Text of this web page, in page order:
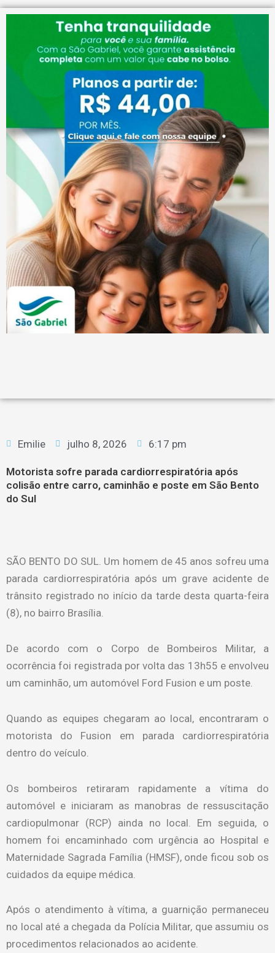
Emilie julho 8, 2026 6:17 pm
Motorista sofre parada cardiorrespiratória após
colisão entre carro, caminhão e poste em São Bento
do Sul
SÃO BENTO DO SUL. Um homem de 45 anos sofreu uma
parada cardiorrespiratória após um grave acidente de
trânsito registrado no início da tarde desta quarta-feira
(8), no bairro Brasília.
De acordo com o Corpo de Bombeiros Militar, a
ocorrência foi registrada por volta das 13h55 e envolveu
um caminhão, um automóvel Ford Fusion e um poste.
Quando as equipes chegaram ao local, encontraram o
motorista do Fusion em parada cardiorrespiratória
dentro do veículo.
Os bombeiros retiraram rapidamente a vítima do
automóvel e iniciaram as manobras de ressuscitação
cardiopulmonar (RCP) ainda no local. Em seguida, o
homem foi encaminhado com urgência ao Hospital e
Maternidade Sagrada Família (HMSF), onde ficou sob os
cuidados da equipe médica.
Após o atendimento à vítima, a guarnição permaneceu
no local até a chegada da Polícia Militar, que assumiu os
procedimentos relacionados ao acidente.